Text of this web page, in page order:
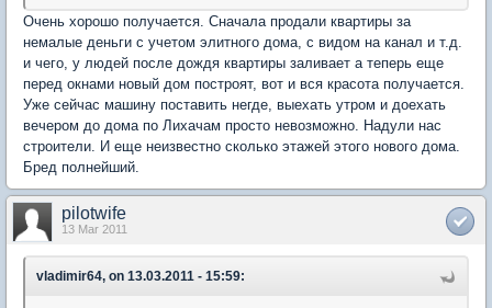
Очень хорошо получается. Сначала продали квартиры за
немалые деньги с учетом элитного дома, с видом на канал и т.д.
и чего, у людей после дождя квартиры заливает а теперь еще
перед окнами новый дом построят, вот и вся красота получается.
Уже сейчас машину поставить негде, выехать утром и доехать
вечером до дома по Лихачам просто невозможно. Надули нас
строители. И еще неизвестно сколько этажей этого нового дома.
Бред полнейший.
pilotwife
13 Mar 2011
vladimir64, on 13.03.2011 - 15:59: